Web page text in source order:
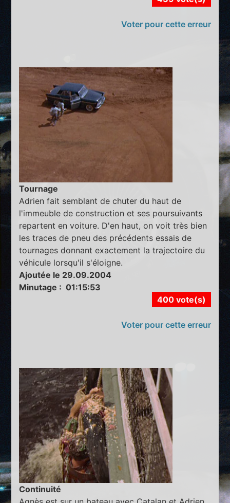
Voter pour cette erreur
Tournage
Adrien fait semblant de chuter du haut de
l'immeuble de construction et ses poursuivants
repartent en voiture. D'en haut, on voit très bien
les traces de pneu des précédents essais de
tournages donnant exactement la trajectoire du
véhicule lorsqu'il s'éloigne.
Ajoutée le 29.09.2004
Minutage : 01:15:53
400 vote(s)
Voter pour cette erreur
Continuité